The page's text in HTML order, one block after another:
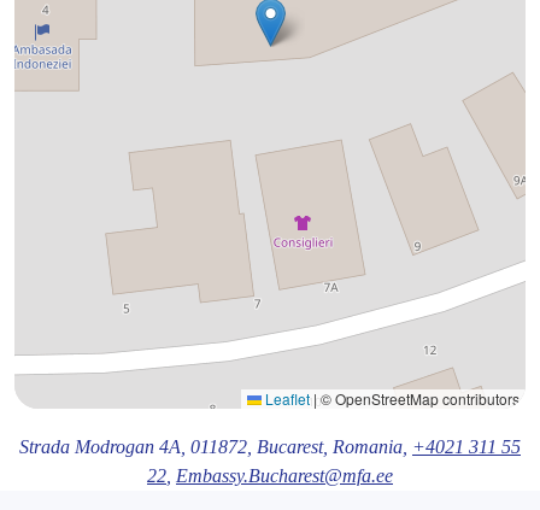
Leaflet | © OpenStreetMap contributors
Strada Modrogan 4A, 011872 , Bucarest, Romania, +4021 311 55
22 Embassy.Bucharest@mfa.ee